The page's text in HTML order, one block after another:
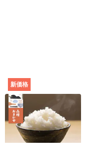
新価格
田んぼと食卓むすぶ
お米（品種おまか
せ） [定期宅配]
702